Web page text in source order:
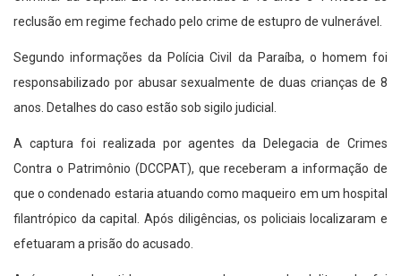
reclusão em regime fechado pelo crime de estupro de vulnerável.
Segundo informações da Polícia Civil da Paraíba, o homem foi
responsabilizado por abusar sexualmente de duas crianças de 8
anos. Detalhes do caso estão sob sigilo judicial.
A captura foi realizada por agentes da Delegacia de Crimes
Contra o Patrimônio (DCCPAT), que receberam a informação de
que o condenado estaria atuando como maqueiro em um hospital
filantrópico da capital. Após diligências, os policiais localizaram e
efetuaram a prisão do acusado.